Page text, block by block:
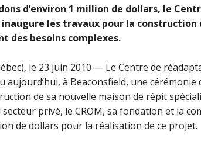
d’environ 1 million de dollars, le
les travaux pour la construction
des besoins complexes.
le 23 juin 2010 — Le Centre de
aujourd’hui, à Beaconsfield, une
de sa nouvelle maison de répit
privé, le CROM, sa fondation et la
de dollars pour la réalisation de ce projet.